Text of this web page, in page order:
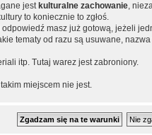
jest kulturalne zachowanie,
to koniecznie to zgłoś.
masz już gotową, jeżeli
tematy od razu są usuwane,
itp. Tutaj warez jest zabroniony.
miejscem nie jest.